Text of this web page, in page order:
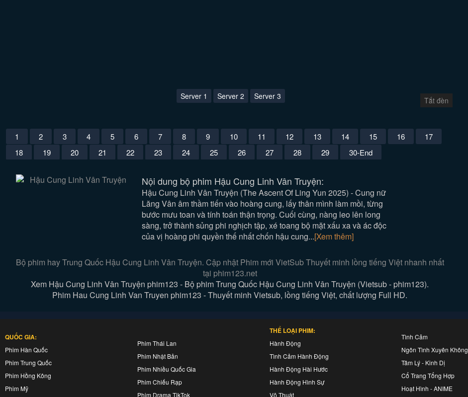
Server 1 Server 2 Server 3 Tắt đèn
1 2 3 4 5 6 7 8 9 10 11 12 13 14 15 16
17
18
19 20 21 22 23 24 25 26 27 28 29 30-End
Nội dung bộ phim Hậu Cung Linh Vân Truyện:
Hậu Cung Linh Vân Truyện (The Ascent Of Ling Yun 2025) - Cung nữ
Lăng Vân âm thầm tiến vào hoàng cung, lấy thân mình làm mồi, từng
bước mưu toan và tính toán thận trọng. Cuối cùng, nàng leo lên long
sàng, trở thành sủng phi nghịch tập, xé toang bộ mặt xấu xa và ác độc
của vị hoàng phi quyền thế nhất chốn hậu cung...[Xem thêm]
Bộ phim hay Trung Quốc Hậu Cung Linh Vân Truyện. Cập nhật Phim mới VietSub Thuyết minh lồng tiếng Việt nhanh nhất
tại phim123.net
Xem Hậu Cung Linh Vân Truyện phim123 - Bộ phim Trung Quốc Hậu Cung Linh Vân Truyện (Vietsub - phim123).
Phim Hau Cung Linh Van Truyen phim123 - Thuyết minh Vietsub, lồng tiếng Việt, chất lượng Full HD.
QUỐC GIA:
Phim Hàn Quốc
Phim Trung Quốc
Phim Hồng Kông
Phim Mỹ
Phim Thái Lan
Phim Nhật Bản
Phim Nhiều Quốc Gia
Phim Chiếu Rạp
Phim Drama TikTok
THỂ LOẠI PHIM:
Hành Động
Tình Cảm Hành Động
Hành Động Hài Hước
Hành Động Hình Sự
Võ Thuật
Tình Cảm
Ngôn Tình Xuyên Không
Tâm Lý - Kinh Dị
Cổ Trang Tổng Hợp
Hoạt Hình - ANIME